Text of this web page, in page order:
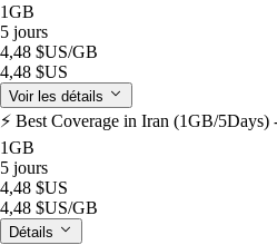
1GB
5 jours
4,48 $US/GB
4,48 $US
Voir les détails
⚡️ Best Coverage in Iran (1GB/5Days)
1GB
5 jours
4,48 $US
4,48 $US/GB
Détails